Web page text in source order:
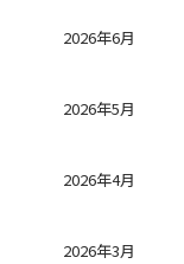
2026年6月
2026年5月
2026年4月
2026年3月